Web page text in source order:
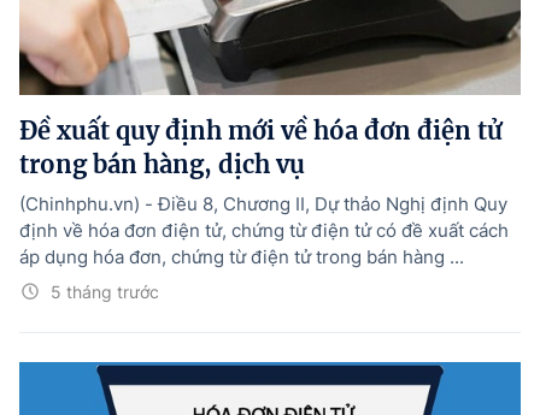
Đề xuất quy định mới về hóa đơn điện tử
trong bán hàng, dịch vụ
5 tháng trước
(Chinhphu.vn) - Điều 8, Chương II, Dự thảo Nghị định Quy
định về hóa đơn điện tử, chứng từ điện tử có đề xuất cách
áp dụng hóa đơn, chứng từ điện tử trong bán hàng ...